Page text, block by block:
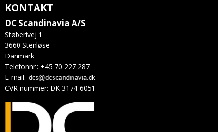
KONTAKT
DC Scandinavia A/S
Støberivej 1
3660 Stenløse
Danmark
Telefonnr.: +45 70 227 287
E-mail:
CVR-nummer: DK 3174-6051